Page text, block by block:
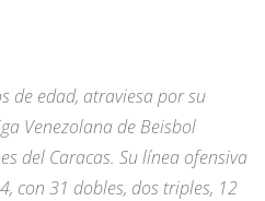
de edad, atraviesa por su
Venezolana de Beisbol
del Caracas. Su línea ofensiva
con 31 dobles, dos triples, 12